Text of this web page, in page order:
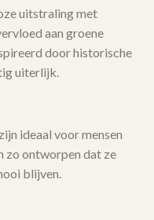
uitstraling met
aan groene
door historische
uiterlijk.
zijn ideaal voor mensen
zo ontworpen dat ze
blijven.